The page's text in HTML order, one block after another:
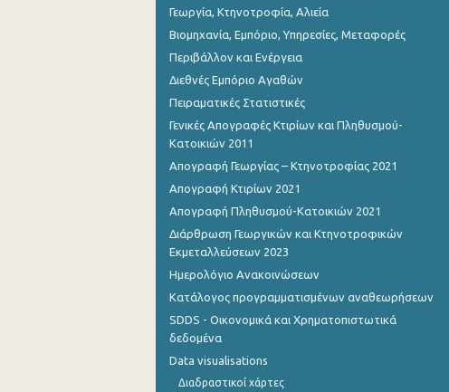
Γεωργία, Κτηνοτροφία, Αλιεία
Βιομηχανία, Εμπόριο, Υπηρεσίες, Μεταφορές
Περιβάλλον και Ενέργεια
Διεθνές Εμπόριο Αγαθών
Πειραματικές Στατιστικές
Γενικές Απογραφές Κτιρίων και Πληθυσμού-
Κατοικιών 2011
Απογραφή Γεωργίας – Κτηνοτροφίας 2021
Απογραφή Κτιρίων 2021
Απογραφή Πληθυσμού-Κατοικιών 2021
Διάρθρωση Γεωργικών και Κτηνοτροφικών
Εκμεταλλεύσεων 2023
Ημερολόγιο Ανακοινώσεων
Κατάλογος προγραμματισμένων αναθεωρήσεων
SDDS - Οικονομικά και Χρηματοπιστωτικά
δεδομένα
Data visualisations
Διαδραστικοί χάρτες